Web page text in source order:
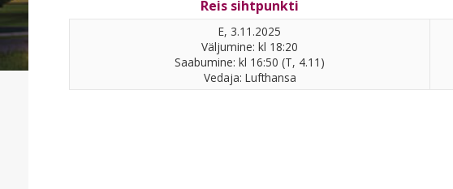
Reis sihtpunkti
E, 3.11.2025
Väljumine: kl 18:20
Saabumine: kl 16:50 (T, 4.11)
Vedaja: Lufthansa